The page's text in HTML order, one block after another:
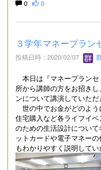
0 0
３学年マネープラン
投稿日時 : 2020/02/07
本日は『マネープラン
所から講師の方をお招き
ンについて講演していただ
世の中でお金がどのよ
住宅購入など各ライフイ
のための生活設計につい
ットカードや電子マネー
もわかりやすく説明してい